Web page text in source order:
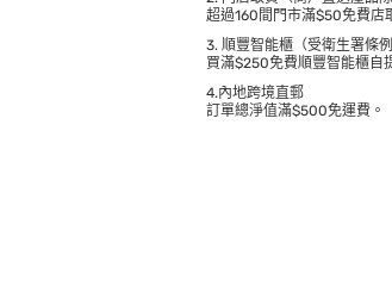
超過160間門市滿$50免費店
3. 順豐智能櫃（受衛生署條
買滿$250免費順豐智能櫃自
4.內地跨境直郵
訂單總淨值滿$500免運費。